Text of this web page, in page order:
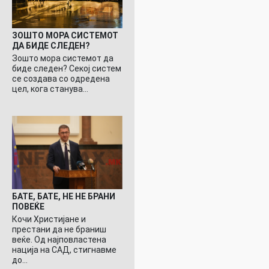
ЗОШТО МОРА СИСТЕМОТ
ДА БИДЕ СЛЕДЕН?
Зошто мора системот да
биде следен? Секој систем
се создава со одредена
цел, кога станува…
БАТЕ, БАТЕ, НЕ НЕ БРАНИ
ПОВЕЌЕ
Кочи Христијане и
престани да не браниш
веќе. Од најповластена
нација на САД, стигнавме
до…